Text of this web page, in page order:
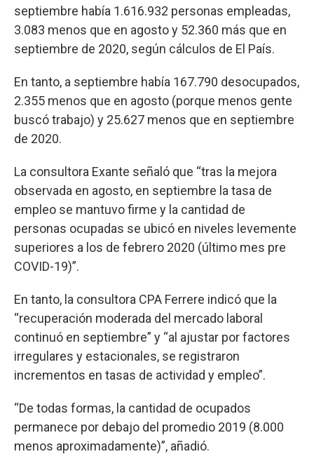
septiembre había 1.616.932 personas empleadas,
3.083 menos que en agosto y 52.360 más que en
septiembre de 2020, según cálculos de El País.
En tanto, a septiembre había 167.790 desocupados,
2.355 menos que en agosto (porque menos gente
buscó trabajo) y 25.627 menos que en septiembre
de 2020.
La consultora Exante señaló que “tras la mejora
observada en agosto, en septiembre la tasa de
empleo se mantuvo firme y la cantidad de
personas ocupadas se ubicó en niveles levemente
superiores a los de febrero 2020 (último mes pre
COVID-19)”.
En tanto, la consultora CPA Ferrere indicó que la
“recuperación moderada del mercado laboral
continuó en septiembre” y “al ajustar por factores
irregulares y estacionales, se registraron
incrementos en tasas de actividad y empleo”.
“De todas formas, la cantidad de ocupados
permanece por debajo del promedio 2019 (8.000
menos aproximadamente)”, añadió.